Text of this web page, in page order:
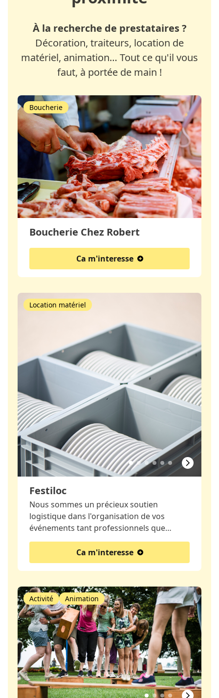
À la recherche de prestataires ?
Décoration, traiteurs, location de
matériel, animation… Tout ce qu'il vous
faut, à portée de main !
Boucherie Chez Robert
Boucherie
Ca m'interesse
Festiloc
Location matériel
Nous sommes un précieux soutien
logistique dans l'organisation de vos
événements tant professionnels que…
Ca m'interesse
Activité Animation